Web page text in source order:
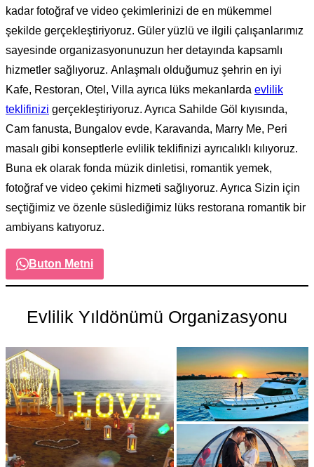
kadar fotoğraf ve video çekimlerinizi de en mükemmel
şekilde gerçekleştiriyoruz. Güler yüzlü ve ilgili çalışanlarımız
sayesinde organizasyonunuzun her detayında kapsamlı
hizmetler sağlıyoruz. Anlaşmalı olduğumuz şehrin en iyi
Kafe, Restoran, Otel, Villa ayrıca lüks mekanlarda evlilik
teklifinizi gerçekleştiriyoruz. Ayrıca Sahilde Göl kıyısında,
Cam fanusta, Bungalov evde, Karavanda, Marry Me, Peri
masalı gibi konseptlerle evlilik teklifinizi ayrıcalıklı kılıyoruz.
Buna ek olarak fonda müzik dinletisi, romantik yemek,
fotoğraf ve video çekimi hizmeti sağlıyoruz. Ayrıca Sizin için
seçtiğimiz ve özenle süslediğimiz lüks restorana romantik bir
ambiyans katıyoruz.
Buton Metni
Evlilik Yıldönümü Organizasyonu